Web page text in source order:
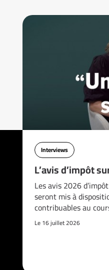
Interviews
L’avis d’impôt
Les avis 2026
seront mis à
contribuables au
Le 16 juillet 2026